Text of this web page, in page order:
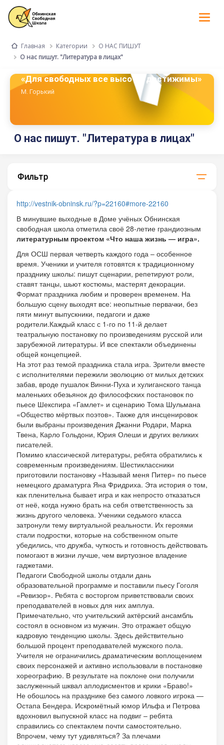
Главная Категории
О НАС ПИШУТ
О нас пишут. "Литература в лицах"
«Для свободных все высоты достижимы»
М. Горький
О нас пишут. "Литература в лицах"
Фильтр
http://vestnik-obninsk.ru/?p=22160#more-22160
В минувшие выходные в Доме учёных Обнинская
свободная школа отметила своё 28-летие грандиозным
литературным проектом «Что наша жизнь — игра».
Для ОСШ первая четверть каждого года – особенное
время. Ученики и учителя готовятся к традиционному
празднику школы: пишут сценарии, репетируют роли,
ставят танцы, шьют костюмы, мастерят декорации.
Формат праздника любим и проверен временем. На
большую сцену выходят все: неопытные первачки, без
пяти минут выпускники, педагоги и даже
родители.Каждый класс с 1-го по 11-й делает
театральную постановку по произведениям русской или
зарубежной литературы. И все спектакли объединены
общей концепцией.
На этот раз темой праздника стала игра. Зрители вместе
с исполнителями пережили эволюцию от милых детских
забав, вроде пушалок Винни-Пуха и хулиганского танца
маленьких обезьянок до философских постановок по
пьесе Шекспира «Гамлет» и сценарию Тома Шульмана
«Общество мёртвых поэтов». Также для инсценировок
были выбраны произведения Джанни Родари, Марка
Твена, Карло Гольдони, Юрия Олеши и других великих
писателей.
Помимо классической литературы, ребята обратились к
современным произведениям. Шестиклассники
приготовили постановку «Называй меня Питер» по пьесе
немецкого драматурга Яна Фридриха. Эта история о том,
как пленительна бывает игра и как непросто отказаться
от неё, когда нужно брать на себя ответственность за
жизнь другого человека. Ученики седьмого класса
затронули тему виртуальной реальности. Их героями
стали подростки, которые на собственном опыте
убедились, что дружба, чуткость и готовность действовать
помогают в жизни лучше, чем виртуозное владение
гаджетами.
Педагоги Свободной школы отдали дань
образовательной программе и поставили пьесу Гоголя
«Ревизор». Ребята с восторгом приветствовали своих
преподавателей в новых для них амплуа.
Примечательно, что учительский актёрский ансамбль
состоял в основном из мужчин. Это отражает общую
кадровую тенденцию школы. Здесь действительно
большой процент преподавателей мужского пола.
Учителя не ограничились драматическим воплощением
своих персонажей и активно использовали в постановке
хореографию. В результате на поклоне они получили
заслуженный шквал аплодисментов и крики «Браво!»
Не обошлось на празднике без самого ловкого игрока —
Остапа Бендера. Искромётный юмор Ильфа и Петрова
вдохновил выпускной класс на подвиг – ребята
справились со спектаклем почти самостоятельно.
Впрочем, чему тут удивляться? За плечами